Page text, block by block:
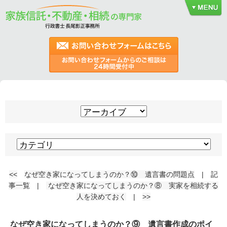
<< なぜ空き家になってしまうのか？⑩ 遺言書の問題点 | 記
事一覧 |
なぜ空き家になってしまうのか？⑧ 実家を相続する
人を決めておく
| >>
なぜ空き家になってしまうのか？⑨ 遺言書作成のポイ